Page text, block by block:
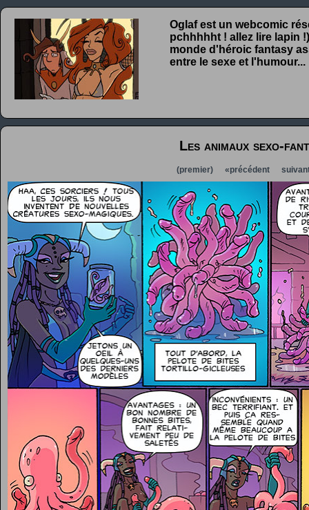
Oglaf est un webcomic
pchhhhht ! allez lire lapin
monde d'héroic fantasy
entre le sexe et l'humour...
Les animaux sexo-
(premier) «précédent